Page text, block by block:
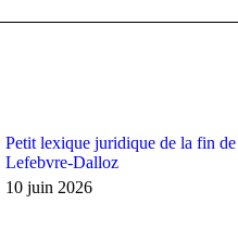
Petit lexique juridique de la fin
Lefebvre-Dalloz
10 juin 2026